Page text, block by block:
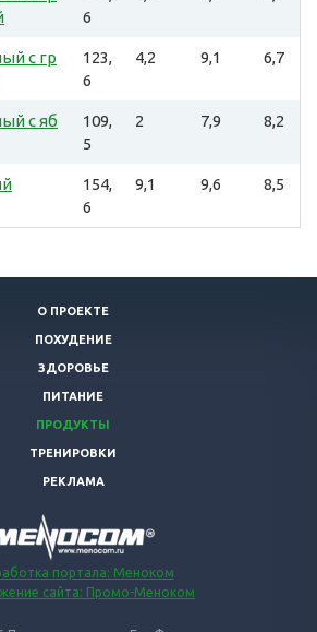
6
с гр
123,
6
4,2 9,1 6,7
с яб
109,
5
2 7,9 8,2
154,
6
9,1 9,6 8,5
О ПРОЕКТЕ
ПОХУДЕНИЕ
ЗДОРОВЬЕ
ПИТАНИЕ
ПРОДУКТЫ
ТРЕНИРОВКИ
РЕКЛАМА
портала: Меноком
сайта: Промо-Меноком